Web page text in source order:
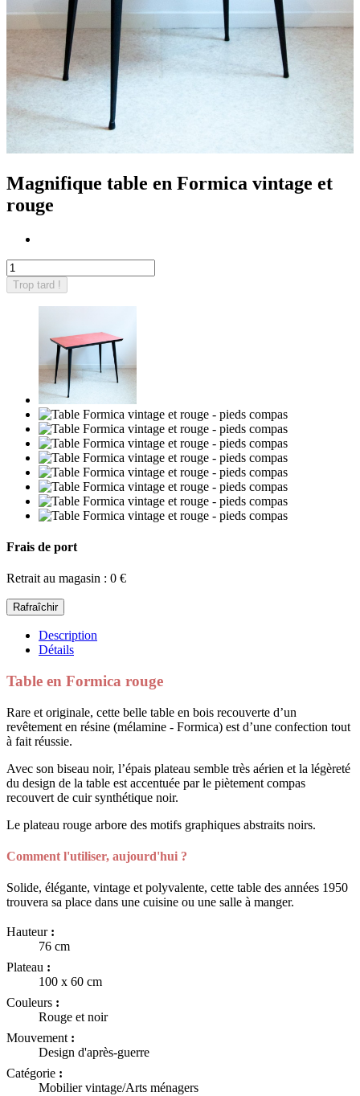
Magnifique table en Formica vintage et
rouge
Trop tard !
Frais de port
Retrait au magasin : 0 €
Description
Détails
Table en Formica rouge
Rare et originale, cette belle table en bois recouverte d’un
revêtement en résine (mélamine - Formica) est d’une confection tout
à fait réussie.
Avec son biseau noir, l’épais plateau semble très aérien et la légèreté
du design de la table est accentuée par le piètement compas
recouvert de cuir synthétique noir.
Le plateau rouge arbore des motifs graphiques abstraits noirs.
Comment l'utiliser, aujourd'hui ?
Solide, élégante, vintage et polyvalente, cette table des années 1950
trouvera sa place dans une cuisine ou une salle à manger.
Hauteur :
76 cm
Plateau :
100 x 60 cm
Couleurs :
Rouge et noir
Mouvement :
Design d'après-guerre
Catégorie :
Mobilier vintage/Arts ménagers